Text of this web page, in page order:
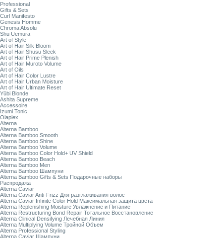
Professional
Gifts & Sets
Curl Manifesto
Genesis Homme
Chroma Absolu
Shu Uemura
Art of Style
Art of Hair Silk Bloom
Art of Hair Shusu Sleek
Art of Hair Prime Plenish
Art of Hair Muroto Volume
Art of Oils
Art of Hair Color Lustre
Art of Hair Urban Moisture
Art of Hair Ultimate Reset
Yūbi Blonde
Ashita Supreme
Accessoire
Izumi Tonic
Olaplex
Alterna
Alterna Bamboo
Alterna Bamboo Smooth
Alterna Bamboo Shine
Alterna Bamboo Volume
Alterna Bamboo Color Hold+ UV Shield
Alterna Bamboo Beach
Alterna Bamboo Men
Alterna Bamboo Шампуни
Alterna Bamboo Gifts & Sets Подарочные наборы
Распродажа
Alterna Caviar
Alterna Caviar Anti-Frizz Для разглаживания волос
Alterna Caviar Infinite Color Hold Максимальная защита цвета
Alterna Replenishing Moisture Увлажнение и Питание
Alterna Restructuring Bond Repair Тотальное Восстановление
Alterna Clinical Densifying Лечебная Линия
Alterna Multiplying Volume Тройной Объем
Alterna Professional Styling
Alterna Caviar Шампуни